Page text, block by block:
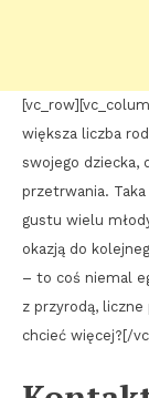
większa liczba
swojego dziecka,
przetrwania.
gustu wielu
okazją do
– to coś niemal
z przyrodą,
chcieć więcej?[/